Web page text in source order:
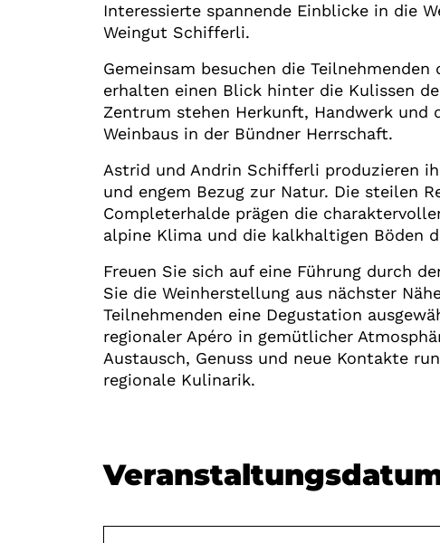
Interessierte spannende Einblicke in die
Weingut Schifferli.
Gemeinsam besuchen die
erhalten einen Blick hinter die Kulissen
Zentrum stehen Herkunft, Handwerk und
Weinbaus in der Bündner Herrschaft.
Astrid und Andrin Schifferli produzieren
und engem Bezug zur Natur. Die steilen
Completerhalde prägen die
alpine Klima und die kalkhaltigen Böden
Freuen Sie sich auf eine Führung durch
Sie die Weinherstellung aus nächster
Teilnehmenden eine Degustation
regionaler Apéro in gemütlicher
Austausch, Genuss und neue Kontakte
regionale Kulinarik.